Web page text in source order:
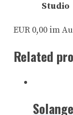
Studio
EUR 0,00 im
Related